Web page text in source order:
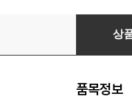
Herbie
상
품목정보